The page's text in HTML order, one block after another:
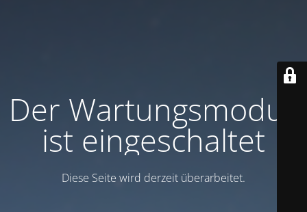
Der Wartungsmodus
ist eingeschaltet
Diese Seite wird derzeit überarbeitet.